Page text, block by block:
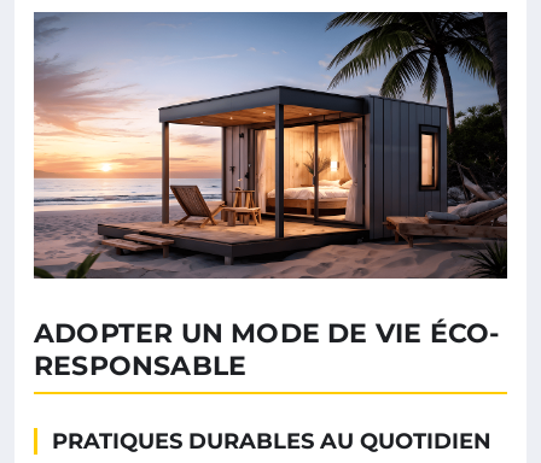
ADOPTER UN MODE DE VIE ÉCO-
RESPONSABLE
PRATIQUES DURABLES AU QUOTIDIEN